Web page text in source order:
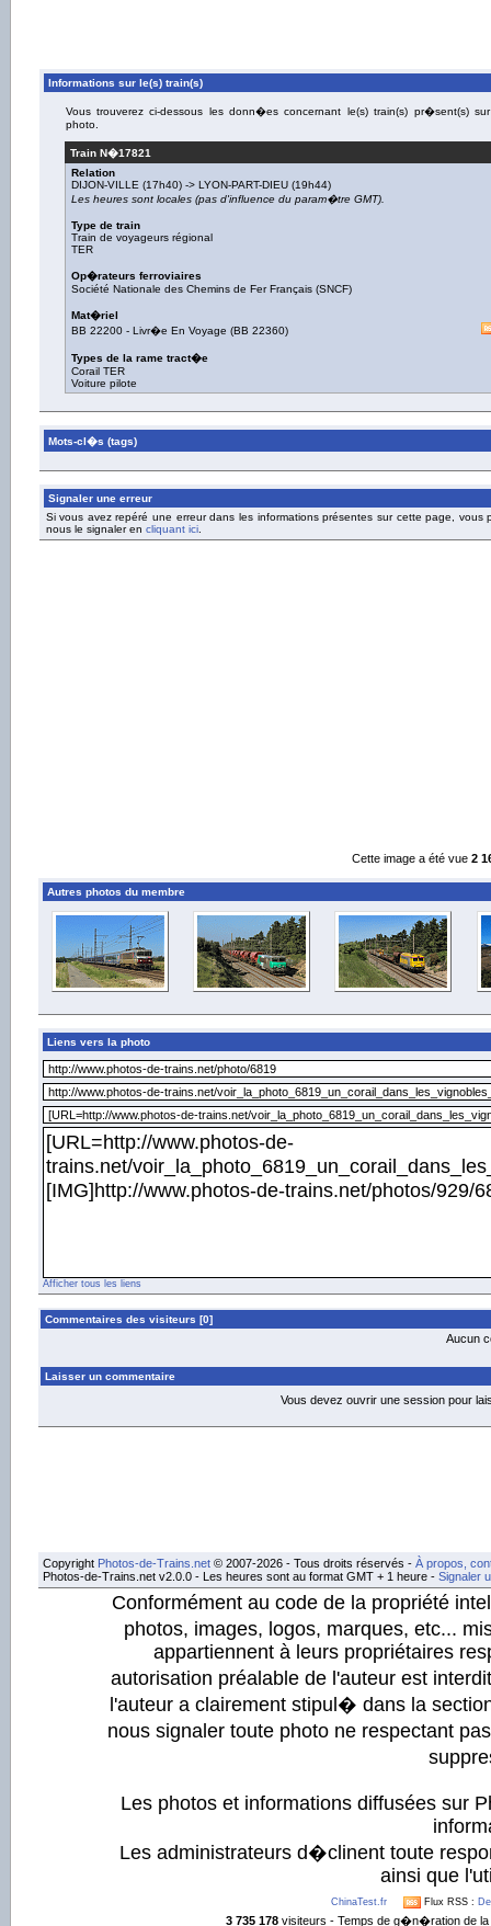
Informations sur le(s) train(s)
Vous trouverez ci-dessous les donn�es concernant le(s) train(s) pr�sent(s)
photo.
Train N�17821
Relation
DIJON-VILLE (17h40) -> LYON-PART-DIEU (19h44)
Les heures sont locales (pas d'influence du param�tre GMT).
Type de train
Train de voyageurs régional
TER
Op�rateurs ferroviaires
Société Nationale des Chemins de Fer Français (SNCF)
Mat�riel
BB 22200 - Livr�e En Voyage (BB 22360)
Types de la rame tract�e
Corail TER
Voiture pilote
Mots-cl�s (tags)
Signaler une erreur
Si vous avez repéré une erreur dans les informations présentes sur cette page, vous
nous le signaler en cliquant ici.
Cette image a été vue 2
Autres photos du membre
Liens vers la photo
Afficher tous les liens
Commentaires des visiteurs [0]
Aucun
Laisser un commentaire
Vous devez ouvrir une session pour
Copyright Photos-de-Trains.net © 2007-2026 - Tous droits réservés - À propos,
Photos-de-Trains.net v2.0.0 - Les heures sont au format GMT + 1 heure - Signaler
Conformément au code de la propriété
photos, images, logos, marques, etc...
appartiennent à leurs propriétaires
autorisation préalable de l'auteur est
l'auteur a clairement stipul� dans la
nous signaler toute photo ne respectant
Les photos et informations diffusées sur
Les administrateurs d�clinent toute
ainsi que
ChinaTest.fr Flux RSS :
3 735 178visiteurs - Temps de g�n�ration de